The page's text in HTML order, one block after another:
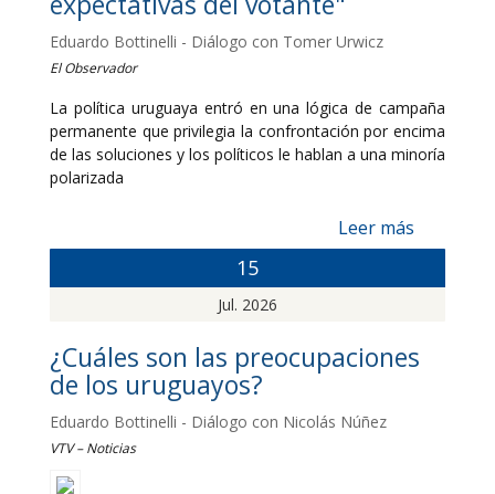
Eduardo Bottinelli - Diálogo con Tomer Urwicz
El Observador
La política uruguaya entró en una lógica de campaña
permanente que privilegia la confrontación por encima
de las soluciones y los políticos le hablan a una minoría
polarizada
Leer más
15
Jul. 2026
¿Cuáles son las preocupaciones
de los uruguayos?
Eduardo Bottinelli - Diálogo con Nicolás Núñez
VTV – Noticias